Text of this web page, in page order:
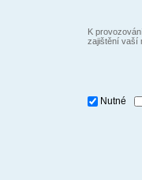
K
zajištění vaší
Nutné